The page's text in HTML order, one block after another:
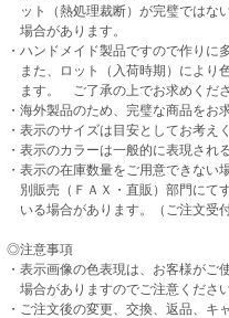
ット（熱処理裁断）が完璧ではな
場合があります。
・ハンドメイド製品ですので作りに
また、ロット（入荷時期）により
ます。 ご了承の上でお求めくだ
・海外製品のため、完璧な商品をお
・表示のサイズは目安としてお考え
・表示のカラーは一般的に表現され
・表示の在庫数量をご用意できな
別販売（ＦＡＸ・直販）部門にて
いる場合があります。（ご注文受
◎注意事項
・表示画像の色表現は、お客様がご
場合がありますのでご注意くださ
・ご注文後の変更、交換、返品、キ